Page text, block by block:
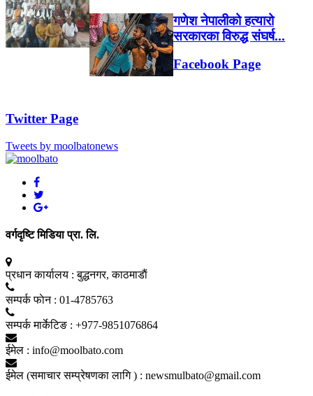
गणेश नेपालीको हत्यारो
सरकारका विरुद्ध संघर्ष...
Facebook Page
Twitter Page
Tweets by moolbatonews
वर्गदृष्टि मिडिया प्रा. लि.
प्रधान कार्यालय : बुद्धनगर, काठमाडाैं
सम्पर्क फाेन : 01-4785763
सम्पर्क मार्केटिङ : +977-9851076864
ईमेल : info@moolbato.com
ईमेल (समाचार सम्प्रेषणका लागि ) : newsmulbato@gmail.com